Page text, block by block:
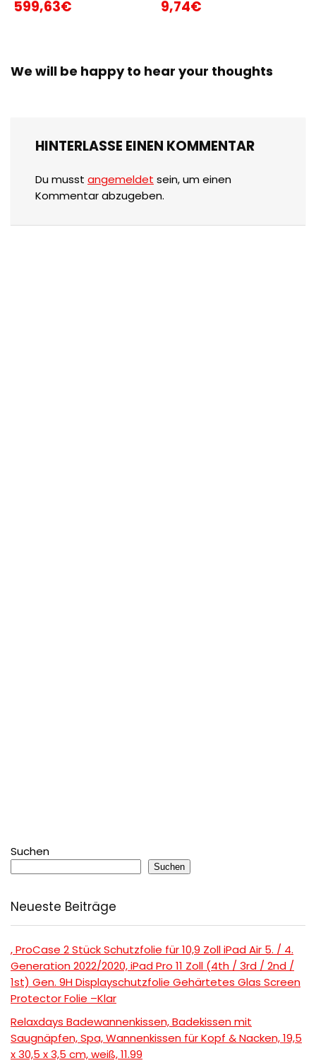
599,63€ 9,74€
We will be happy to hear your thoughts
HINTERLASSE EINEN KOMMENTAR
Du musst angemeldet sein, um einen
Kommentar abzugeben.
Suchen
Suchen
Neueste Beiträge
, ProCase 2 Stück Schutzfolie für 10,9 Zoll iPad Air 5. / 4.
Generation 2022/2020, iPad Pro 11 Zoll (4th / 3rd / 2nd /
1st) Gen. 9H Displayschutzfolie Gehärtetes Glas Screen
Protector Folie –Klar
Relaxdays Badewannenkissen, Badekissen mit
Saugnäpfen, Spa, Wannenkissen für Kopf & Nacken, 19,5
x 30,5 x 3,5 cm, weiß, 11.99